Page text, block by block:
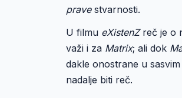
pravestvarnosti.
U filmu eXistenZreč je o
važi i za Matrix; ali dok
dakle onostrane u
nadalje biti reč.